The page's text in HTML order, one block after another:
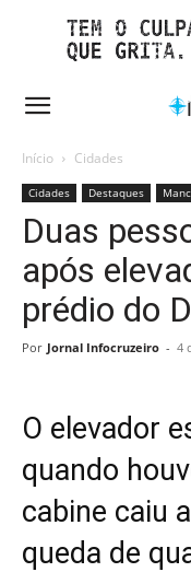
Início Cidades
Cidades Destaques
Duas
após
prédio do
Por Jornal Infocruzeiro - 4
O elevador
quando
cabine caiu
queda de